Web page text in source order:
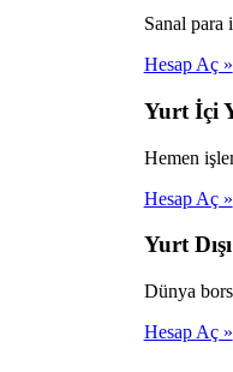
Sanal para
Hesap Aç »
Yurt İçi
Hemen
Hesap Aç »
Yurt
Dünya
Hesap Aç »